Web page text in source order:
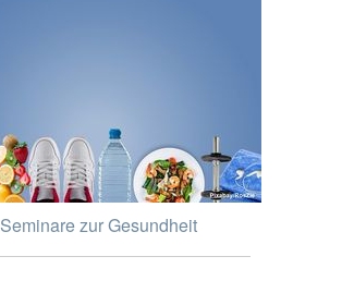
Seminare zur Gesundheit